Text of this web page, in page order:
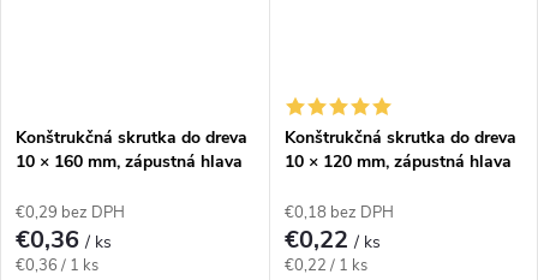
Konštrukčná skrutka do dreva
10 × 160 mm, zápustná hlava
€0,29 bez DPH
€0,36/ ks
Jednotková
€0,36 / 1 ks
Konštrukčná skrutka do dreva
10 × 120 mm, zápustná hlava
€0,18 bez DPH
€0,22/ ks
Jednotková
€0,22 / 1 ks